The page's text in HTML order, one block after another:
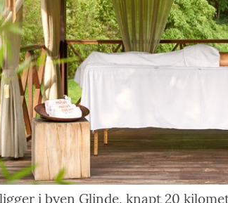
i byen Glinde, knapt 20